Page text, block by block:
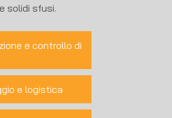
solidi sfusi.
e controllo di
e logistica